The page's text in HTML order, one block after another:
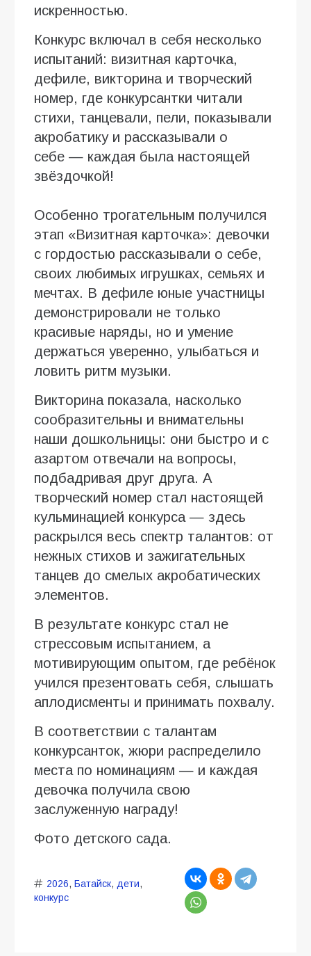
искренностью.
Конкурс включал в себя несколько
испытаний: визитная карточка,
дефиле, викторина и творческий
номер, где конкурсантки читали
стихи, танцевали, пели, показывали
акробатику и рассказывали о
себе — каждая была настоящей
звёздочкой!
Особенно трогательным получился
этап «Визитная карточка»: девочки
с гордостью рассказывали о себе,
своих любимых игрушках, семьях и
мечтах. В дефиле юные участницы
демонстрировали не только
красивые наряды, но и умение
держаться уверенно, улыбаться и
ловить ритм музыки.
Викторина показала, насколько
сообразительны и внимательны
наши дошкольницы: они быстро и с
азартом отвечали на вопросы,
подбадривая друг друга. А
творческий номер стал настоящей
кульминацией конкурса — здесь
раскрылся весь спектр талантов: от
нежных стихов и зажигательных
танцев до смелых акробатических
элементов.
В результате конкурс стал не
стрессовым испытанием, а
мотивирующим опытом, где ребёнок
учился презентовать себя, слышать
аплодисменты и принимать похвалу.
В соответствии с талантам
конкурсанток, жюри распределило
места по номинациям — и каждая
девочка получила свою
заслуженную награду!
Фото детского сада.
2026, Батайск, дети,
конкурс